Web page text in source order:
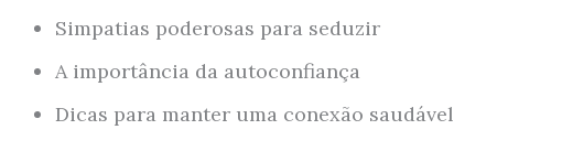
Simpatias poderosas para seduzir
A importância da autoconfiança
Dicas para manter uma conexão saudável